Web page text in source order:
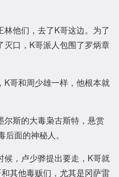
林他们，去了K哥这边。为了
口，K哥派人包围了罗炳章
K哥和周少雄一样，他根本就
尔斯的大毒枭古斯特，悬赏
面的神秘人。
候，卢少骅提出要走，K哥就
其他毒贩们，尤其是冈萨雷